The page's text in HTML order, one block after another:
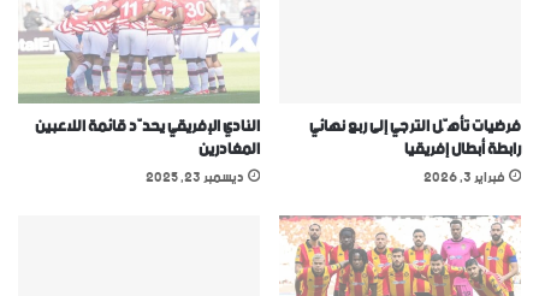
فرضيات تأهّل الترجي إلى ربع نهائي
رابطة أبطال إفريقيا
فبراير 3, 2026
النادي الإفريقي يحدّد قائمة اللاعبين
المغادرين
ديسمبر 23, 2025